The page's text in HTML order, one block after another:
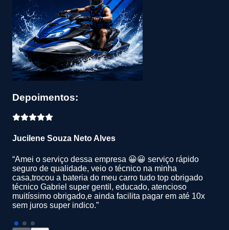
Depoimentos:
Jucilene Souza Neto Alves
“Amei o serviço dessa empresa 😀😀 serviço rápido
seguro de qualidade, veio o técnico na minha
casa,trocou a bateria do meu carro tudo top obrigado
técnico Gabriel super gentil, educado, atencioso
muitíssimo obrigado,e ainda facilita pagar em até 10x
sem juros super indico.”